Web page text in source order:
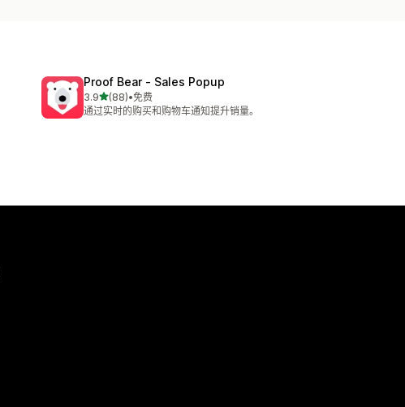
Proof Bear ‑ Sales Popup
3.9星（满分 5 星）
(88)
总共 88 条评论
•免费
通过实时的购买和购物车通知提升销量。